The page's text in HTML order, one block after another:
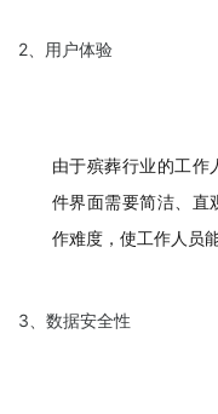
2、用户体验
由于殡葬行业的工作
件界面需要简洁、直
作难度，使工作人员
3、数据安全性